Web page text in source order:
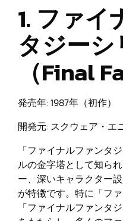
1. ファイ
タジー
（Final
発売年: 1987年（初作）
開発元: スクウェア・エ
「ファイナルファンタ
ルの金字塔として知ら
ー、深いキャラクター
が特徴です。特に「フ
「ファイナルファンタ